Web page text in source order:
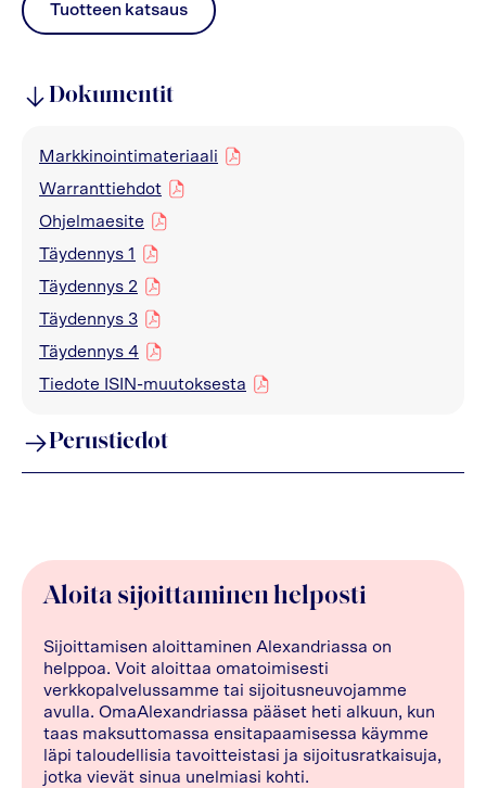
Tuotteen katsaus
pdf
Dokumentit
Markkinointimateriaali
pdf
Warranttiehdot
pdf
Ohjelmaesite
pdf
Täydennys 1
pdf
Täydennys 2
pdf
Täydennys 3
pdf
Täydennys 4
pdf
Tiedote ISIN-muutoksesta
pdf
Perustiedot
Aloita sijoittaminen helposti
Sijoittamisen aloittaminen Alexandriassa on
helppoa. Voit aloittaa omatoimisesti
verkkopalvelussamme tai sijoitusneuvojamme
avulla. OmaAlexandriassa pääset heti alkuun, kun
taas maksuttomassa ensitapaamisessa käymme
läpi taloudellisia tavoitteistasi ja sijoitusratkaisuja,
jotka vievät sinua unelmiasi kohti.